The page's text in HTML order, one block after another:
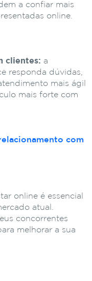
a confiar mais
online.
clientes: a
responda dúvidas,
mais ágil
mais forte com
com
online é essencial
atual.
concorrentes
melhorar a sua